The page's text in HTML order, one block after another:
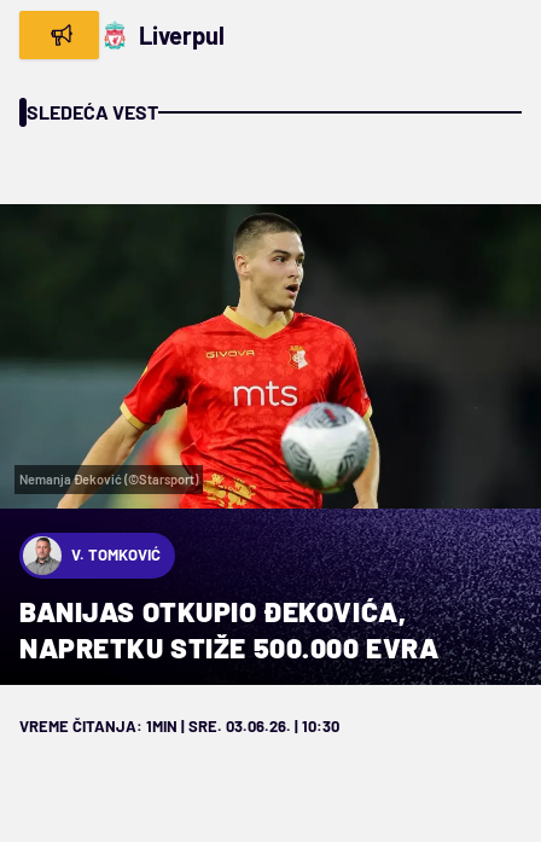
Liverpul
SLEDEĆA VEST
Nemanja Đeković (©Starsport)
V. TOMKOVIĆ
BANIJAS OTKUPIO ĐEKOVIĆA,
NAPRETKU STIŽE 500.000 EVRA
VREME ČITANJA: 1MIN | SRE. 03.06.26. | 10:30